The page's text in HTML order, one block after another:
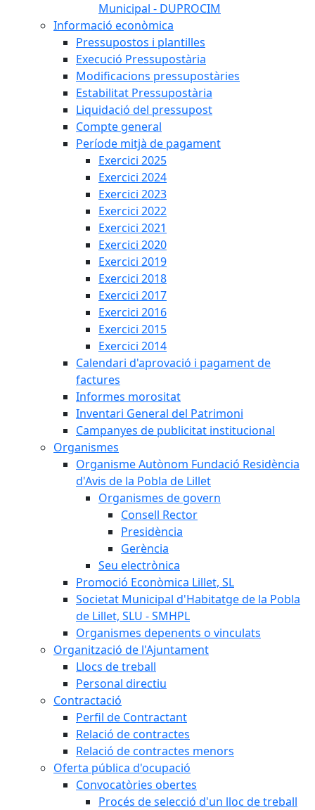
Municipal - DUPROCIM
Informació econòmica
Pressupostos i plantilles
Execució Pressupostària
Modificacions pressupostàries
Estabilitat Pressupostària
Liquidació del pressupost
Compte general
Període mitjà de pagament
Exercici 2025
Exercici 2024
Exercici 2023
Exercici 2022
Exercici 2021
Exercici 2020
Exercici 2019
Exercici 2018
Exercici 2017
Exercici 2016
Exercici 2015
Exercici 2014
Calendari d'aprovació i pagament de
factures
Informes morositat
Inventari General del Patrimoni
Campanyes de publicitat institucional
Organismes
Organisme Autònom Fundació Residència
d'Avis de la Pobla de Lillet
Organismes de govern
Consell Rector
Presidència
Gerència
Seu electrònica
Promoció Econòmica Lillet, SL
Societat Municipal d'Habitatge de la Pobla
de Lillet, SLU - SMHPL
Organismes depenents o vinculats
Organització de l'Ajuntament
Llocs de treball
Personal directiu
Contractació
Perfil de Contractant
Relació de contractes
Relació de contractes menors
Oferta pública d'ocupació
Convocatòries obertes
Procés de selecció d'un lloc de treball